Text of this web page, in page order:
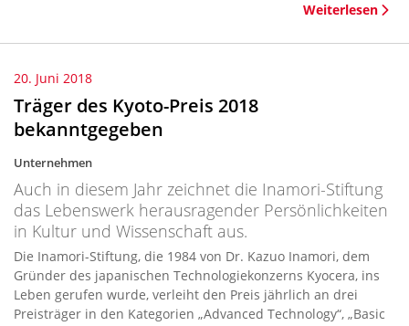
Weiterlesen
20. Juni 2018
Träger des Kyoto-Preis 2018
bekanntgegeben
Unternehmen
Auch in diesem Jahr zeichnet die Inamori-Stiftung
das Lebenswerk herausragender Persönlichkeiten
in Kultur und Wissenschaft aus.
Die Inamori-Stiftung, die 1984 von Dr. Kazuo Inamori, dem
Gründer des japanischen Technologiekonzerns Kyocera, ins
Leben gerufen wurde, verleiht den Preis jährlich an drei
Preisträger in den Kategorien „Advanced Technology“, „Basic